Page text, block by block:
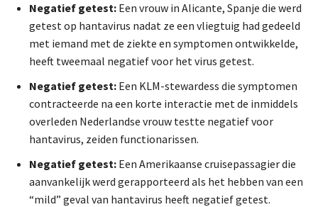
Negatief getest: Een vrouw in Alicante, Spanje die werd
getest op hantavirus nadat ze een vliegtuig had gedeeld
met iemand met de ziekte en symptomen ontwikkelde,
heeft tweemaal negatief voor het virus getest.
Negatief getest: Een KLM-stewardess die symptomen
contracteerde na een korte interactie met de inmiddels
overleden Nederlandse vrouw testte negatief voor
hantavirus, zeiden functionarissen.
Negatief getest: Een Amerikaanse cruisepassagier die
aanvankelijk werd gerapporteerd als het hebben van een
“mild” geval van hantavirus heeft negatief getest.